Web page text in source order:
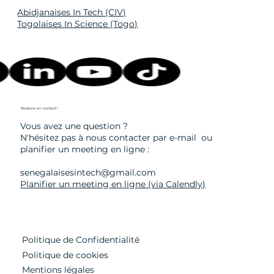
Restons en contact !
Vous avez une question ?
N'hésitez pas à nous contacter par e-mailou
planifier un meeting en ligne :
senegalaisesintech@gmail.com
Planifier un meeting en ligne (via Calendly)
Politique de Confidentialité
Politique de cookies
Mentions légales
Abidjanaises In Tech (CIV)
Togolaises In Science (Togo)